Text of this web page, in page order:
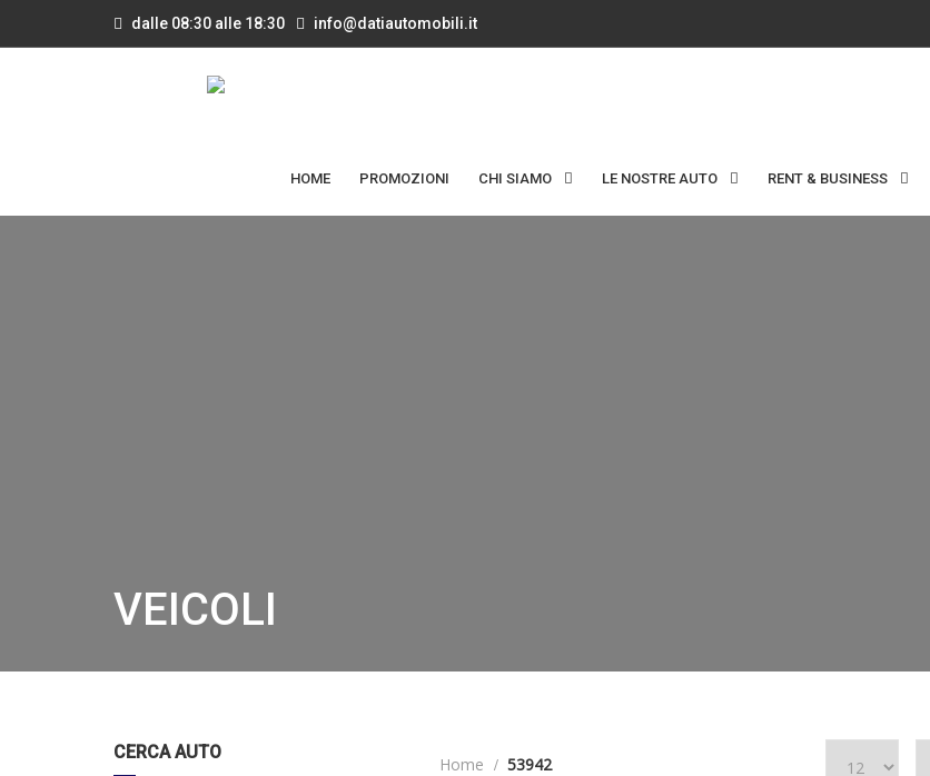
dalle 08:30 alle 18:30 info@datiautomobili.it
HOME PROMOZIONI CHI SIAMO LE NOSTRE AUTO RENT & BUSINESS
VEICOLI
CERCA AUTO
Home 53942